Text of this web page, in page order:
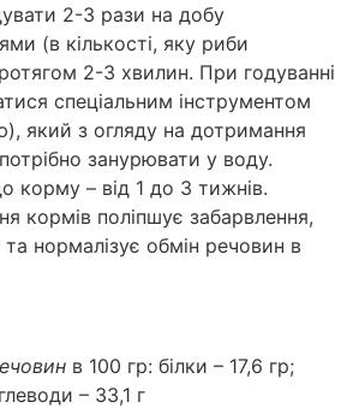
2-3 рази на добу
(в кількості, яку риби
2-3 хвилин. При годуванні
спеціальним інструментом
який з огляду на дотримання
занурювати у воду.
корму – від 1 до 3 тижнів.
кормів поліпшує забарвлення,
та нормалізує обмін речовин в
в 100 гр: білки – 17,6 гр;
– 33,1 г